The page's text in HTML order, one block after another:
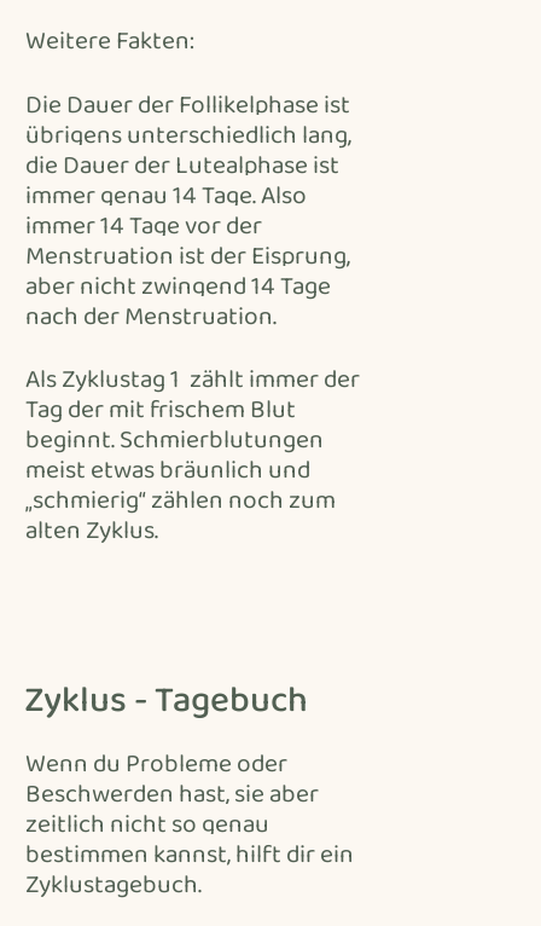
Weitere Fakten:
Die Dauer der Follikelphase ist
übrigens unterschiedlich lang,
die Dauer der Lutealphase ist
immer genau 14 Tage. Also
immer 14 Tage vor der
Menstruation ist der Eisprung,
aber nicht zwingend 14 Tage
nach der Menstruation.
Als Zyklustag 1 zählt immer der
Tag der mit frischem Blut
beginnt. Schmierblutungen
meist etwas bräunlich und
„schmierig“ zählen noch zum
alten Zyklus.
Zyklus - Tagebuch
Wenn du Probleme oder
Beschwerden hast, sie aber
zeitlich nicht so genau
bestimmen kannst, hilft dir ein
Zyklustagebuch.